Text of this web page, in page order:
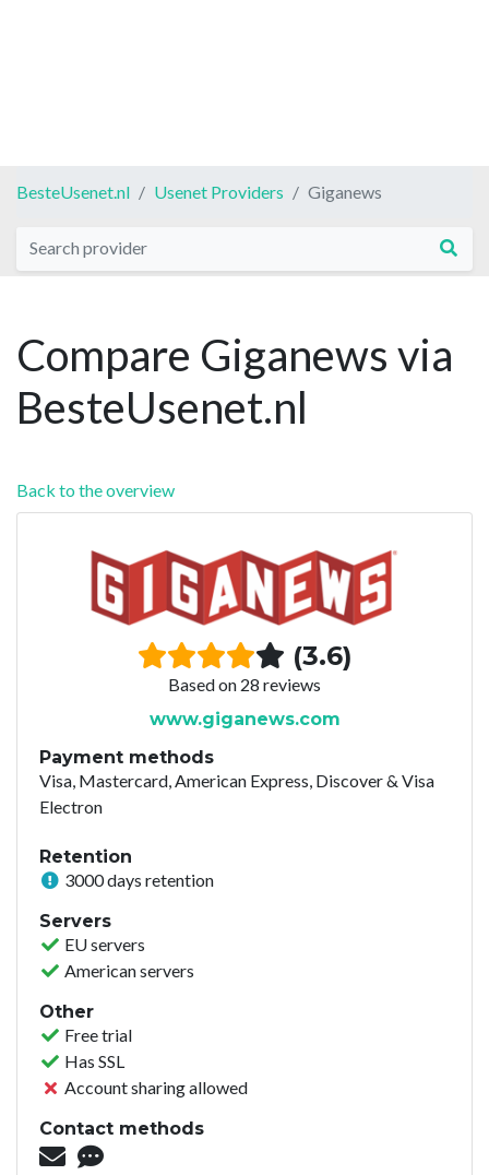
BesteUsenet.nl Usenet Providers Giganews
Compare Giganews via
BesteUsenet.nl
Back to the overview
(3.6)
Based on 28 reviews
www.giganews.com
Payment methods
Visa, Mastercard, American Express, Discover & Visa
Electron
Retention
3000 days retention
Servers
EU servers
American servers
Other
Free trial
Has SSL
Account sharing allowed
Contact methods